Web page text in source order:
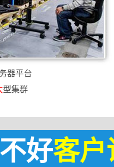
器平台
型集群
好客户